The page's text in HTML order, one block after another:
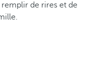
de rires et de